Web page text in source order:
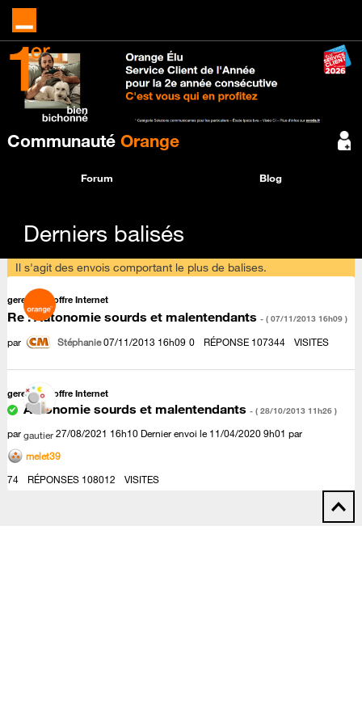
Communauté Orange
Forum Blog
Derniers balisés
Il s'agit des envois comportant le plus de balises.
gerer mon offre Internet
Re : Autonomie sourds et malentendants - ( ‎07/11/2013 16h09 )
par Stéphanie‎07/11/2013 16h09 0 RÉPONSE 107344 VISITES
gerer mon offre Internet
Autonomie sourds et malentendants- ( ‎28/10/2013 11h26 )
pargautier‎27/08/2021 16h10 Dernier envoi le ‎11/04/20209h01 par
melet39
74
RÉPONSES 108012 VISITES